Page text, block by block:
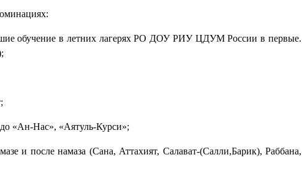
обучение в летних лагерях РО ДОУ РИУ ЦДУМ России в первые.
«Ан-Нас», «Аятуль-Курси»;
и после намаза (Сана, Аттахият, Салават-(Салли,Барик), Раббана,